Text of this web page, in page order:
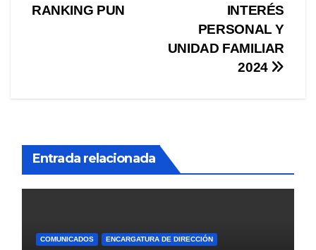
INTERÉS
PERSONAL Y
UNIDAD FAMILIAR
2024
RANKING PUN
Entrada relacionada
COMUNICADOS ENCARGATURA DE DIRECCIÓN